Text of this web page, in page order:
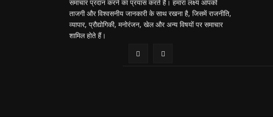
समाचार प्रदान करने का प्रयास करते हैं। हमारा लक्ष्य आपको
ताजगी और विश्वसनीय जानकारी के साथ रखना है, जिसमें राजनीति,
व्यापार, प्रौद्योगिकी, मनोरंजन, खेल और अन्य विषयों पर समाचार
शामिल होते हैं।